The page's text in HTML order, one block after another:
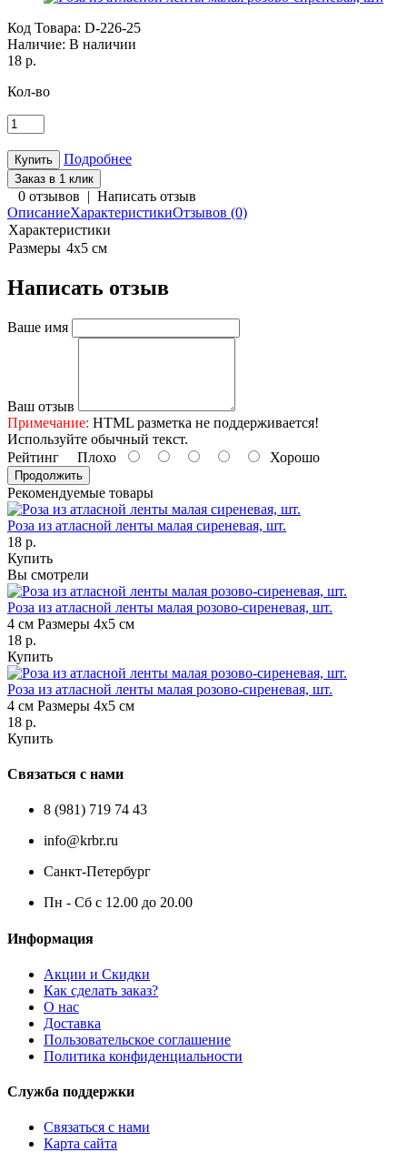
Код Товара: D-226-25
Наличие: В наличии
18 р.
Кол-во
Подробнее
Заказ в 1 клик
0 отзывов | Написать отзыв
ОписаниеХарактеристикиОтзывов (0)
Характеристики
Размеры 4х5 см
Написать отзыв
Ваше имя
Ваш отзыв
Примечание: HTML разметка не поддерживается!
Используйте обычный текст.
Рейтинг Плохо Хорошо
Продолжить
Рекомендуемые товары
Роза из атласной ленты малая сиреневая, шт.
18 р.
Купить
Вы смотрели
Роза из атласной ленты малая розово-сиреневая, шт.
4 см Размеры 4х5 см
18 р.
Купить
Роза из атласной ленты малая розово-сиреневая, шт.
4 см Размеры 4х5 см
18 р.
Купить
Связаться с нами
8 (981) 719 74 43
info@krbr.ru
Санкт-Петербург
Пн - Сб с 12.00 до 20.00
Информация
Акции и Скидки
Как сделать заказ?
О нас
Доставка
Пользовательское соглашение
Политика конфиденциальности
Служба поддержки
Связаться с нами
Карта сайта